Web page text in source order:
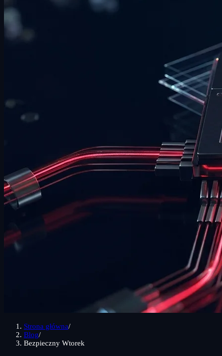
Strona główna/
Blog/
Bezpieczny Wtorek